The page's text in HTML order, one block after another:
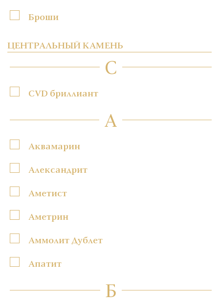
Броши
ЦЕНТРАЛЬНЫЙ КАМЕНЬ
C
CVD бриллиант
А
Аквамарин
Александрит
Аметист
Аметрин
Аммолит Дублет
Апатит
Б